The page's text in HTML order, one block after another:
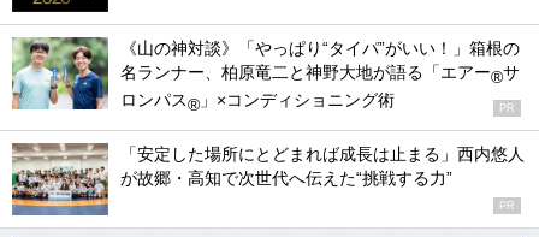
《山の神対談》「やっぱり“タイパ”がいい！」箱根の
名ランナー、柏原竜二と神野大地が語る「エアー®サ
ロンパス® 」×コンディショニング術 PR
「安定した場所にとどまれば成長は止まる」西内悠人
が故郷・高知で次世代へ伝えた“挑戦する力”
PR